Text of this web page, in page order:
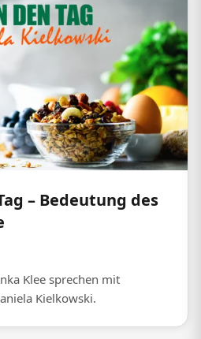
– Bedeutung des
Klee sprechen mit
Kielkowski.